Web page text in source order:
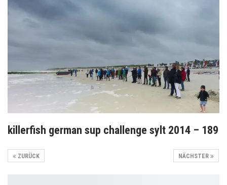
killerfish german sup challenge sylt 2014 – 189
NÄCHSTER
ZURÜCK